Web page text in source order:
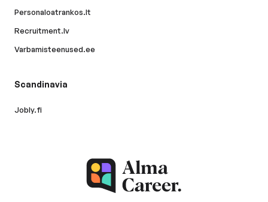
Personaloatrankos.lt
Recruitment.lv
Varbamisteenused.ee
Scandinavia
Jobly.fi